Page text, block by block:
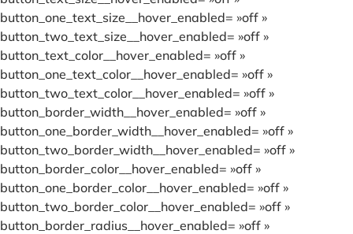
button_one_text_size__hover_enabled= »off »
button_two_text_size__hover_enabled= »off »
button_text_color__hover_enabled= »off »
button_one_text_color__hover_enabled= »off »
button_two_text_color__hover_enabled= »off »
button_border_width__hover_enabled= »off »
button_one_border_width__hover_enabled= »off »
button_two_border_width__hover_enabled= »off »
button_border_color__hover_enabled= »off »
button_one_border_color__hover_enabled= »off »
button_two_border_color__hover_enabled= »off »
button_border_radius__hover_enabled= »off »